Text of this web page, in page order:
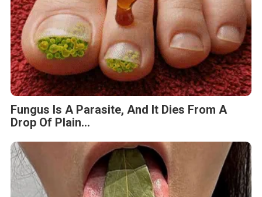
Fungus Is A Parasite, And It Dies From A
Drop Of Plain...